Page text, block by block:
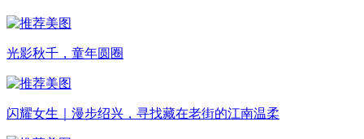
光影秋千，童年圆圈
闪耀女生｜漫步绍兴，寻找藏在老街的江南温柔